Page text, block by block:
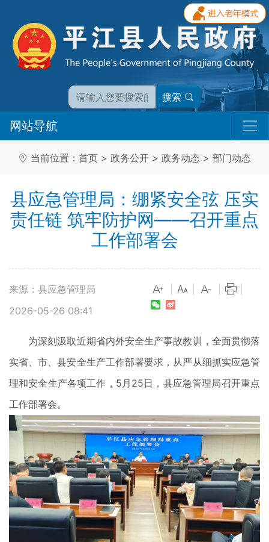
搜索
网站导航
当前位置： 首页 > 政务公开 > 政务动态 > 部门动态
县应急管理局：绷紧安全弦 压实
责任链 筑牢防护网——召开重点
工作部署会
来源：县应急管理局
2026-05-26 08:41
为深刻汲取近期省内外安全生产事故教训，全面贯彻落
实省、市、县安全生产工作部署要求，从严从细抓实应急管
理和安全生产各项工作，5月25日，县应急管理局召开重点
工作部署会。